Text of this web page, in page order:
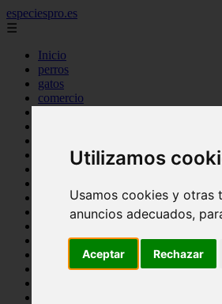
Utilizamos
Usamos cookies y otras
anuncios adecuados,
Aceptar Rechazar
especiespro.es
☰
Inicio
perros
gatos
comercio
tenencia responsable
mantenimiento
bienestar
peque os mam feros
verano